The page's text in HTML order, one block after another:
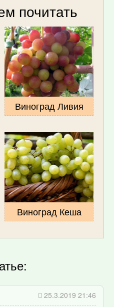
почитать
Виноград Ливия
Виноград Кеша
25.3.2019 21:46